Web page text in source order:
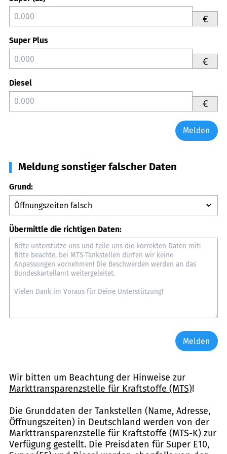
€
Super Plus
€
Diesel
€
Melden
Meldung sonstiger falscher Daten
Grund:
Übermittle die richtigen Daten:
Melden
Wir bitten um Beachtung der Hinweise zur
Markttransparenzstelle für Kraftstoffe (MTS)!
Die Grunddaten der Tankstellen (Name, Adresse,
Öffnungszeiten) in Deutschland werden von der
Markttransparenzstelle für Kraftstoffe (MTS-K) zur
Verfügung gestellt. Die Preisdaten für Super E10,